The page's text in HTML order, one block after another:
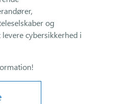
og
cybersikkerhed i